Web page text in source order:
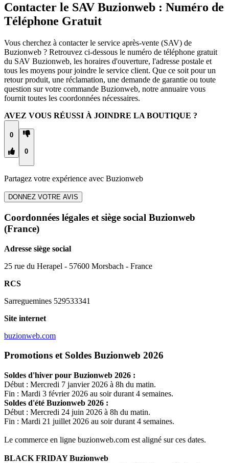
Contacter le SAV Buzionweb : Numéro de
Téléphone Gratuit
Vous cherchez à contacter le service après-vente (SAV) de
Buzionweb ? Retrouvez ci-dessous le numéro de téléphone gratuit
du SAV Buzionweb, les horaires d'ouverture, l'adresse postale et
tous les moyens pour joindre le service client. Que ce soit pour un
retour produit, une réclamation, une demande de garantie ou toute
question sur votre commande Buzionweb, notre annuaire vous
fournit toutes les coordonnées nécessaires.
AVEZ VOUS RÉUSSI À JOINDRE LA BOUTIQUE ?
0
0
Partagez votre expérience avec Buzionweb
DONNEZ VOTRE AVIS
Coordonnées légales et siège social Buzionweb
(France)
Adresse siège social
25 rue du Herapel - 57600 Morsbach - France
RCS
Sarreguemines 529533341
Site internet
buzionweb.com
Promotions et Soldes Buzionweb 2026
Soldes d'hiver pour Buzionweb 2026 :
Début : Mercredi 7 janvier 2026 à 8h du matin.
Fin : Mardi 3 février 2026 au soir durant 4 semaines.
Soldes d'été Buzionweb 2026 :
Début : Mercredi 24 juin 2026 à 8h du matin.
Fin : Mardi 21 juillet 2026 au soir durant 4 semaines.
Le commerce en ligne buzionweb.com est aligné sur ces dates.
BLACK FRIDAYBuzionweb